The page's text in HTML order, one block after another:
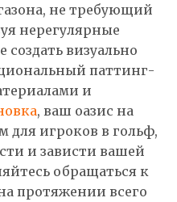
не требующий
нерегулярные
визуально
паттинг-
и
, ваш оазис на
для игроков в гольф,
и зависти вашей
обращаться к
протяжении всего